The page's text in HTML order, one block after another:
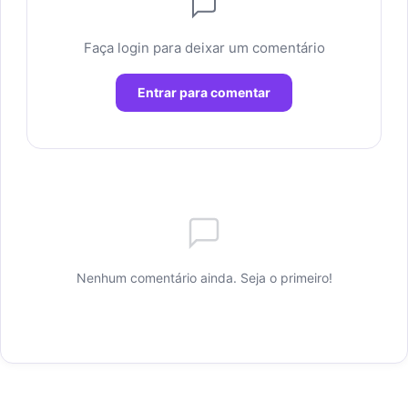
Faça login para deixar um comentário
Entrar para comentar
Nenhum comentário ainda. Seja o primeiro!